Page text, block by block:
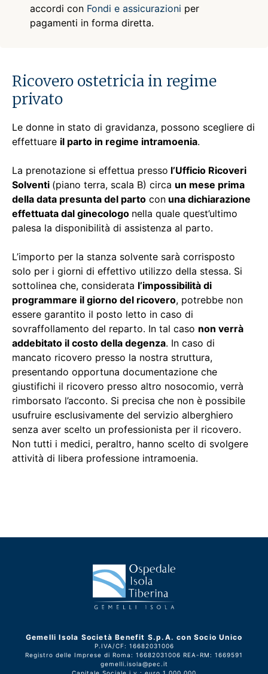
accordi con Fondi e assicurazioni per
pagamenti in forma diretta.
Ricovero ostetricia in regime
privato
Le donne in stato di gravidanza, possono scegliere di
effettuare il parto in regime intramoenia.
La prenotazione si effettua presso l’Ufficio Ricoveri
Solventi (piano terra, scala B) circa un mese prima
della data presunta del parto con una dichiarazione
effettuata dal ginecologo nella quale quest’ultimo
palesa la disponibilità di assistenza al parto.
L’importo per la stanza solvente sarà corrisposto
solo per i giorni di effettivo utilizzo della stessa. Si
sottolinea che, considerata l’impossibilità di
programmare il giorno del ricovero, potrebbe non
essere garantito il posto letto in caso di
sovraffollamento del reparto. In tal caso non verrà
addebitato il costo della degenza. In caso di
mancato ricovero presso la nostra struttura,
presentando opportuna documentazione che
giustifichi il ricovero presso altro nosocomio, verrà
rimborsato l’acconto. Si precisa che non è possibile
usufruire esclusivamente del servizio alberghiero
senza aver scelto un professionista per il ricovero.
Non tutti i medici, peraltro, hanno scelto di svolgere
attività di libera professione intramoenia.
Gemelli Isola Società Benefit S.p.A. con Socio Unico
P.IVA/CF: 16682031006
Registro delle Imprese di Roma: 16682031006 REA-RM: 1669591
gemelli.isola@pec.it